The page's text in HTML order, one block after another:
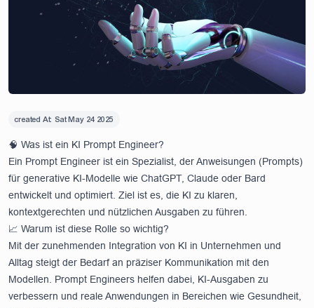
created At: Sat May 24 2025
🧠 Was ist ein KI Prompt Engineer?
Ein Prompt Engineer ist ein Spezialist, der Anweisungen (Prompts)
für generative KI-Modelle wie ChatGPT, Claude oder Bard
entwickelt und optimiert. Ziel ist es, die KI zu klaren,
kontextgerechten und nützlichen Ausgaben zu führen.
📈 Warum ist diese Rolle so wichtig?
Mit der zunehmenden Integration von KI in Unternehmen und
Alltag steigt der Bedarf an präziser Kommunikation mit den
Modellen. Prompt Engineers helfen dabei, KI-Ausgaben zu
verbessern und reale Anwendungen in Bereichen wie Gesundheit,